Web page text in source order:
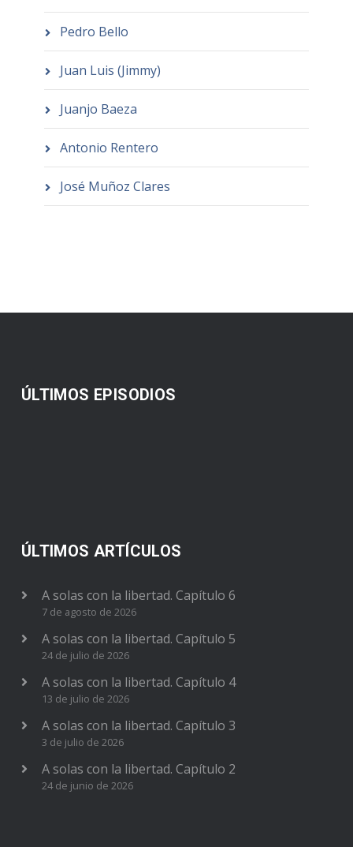
Pedro Bello
Juan Luis (Jimmy)
Juanjo Baeza
Antonio Rentero
José Muñoz Clares
ÚLTIMOS EPISODIOS
ÚLTIMOS ARTÍCULOS
A solas con la libertad. Capítulo 6
7 de agosto de 2026
A solas con la libertad. Capítulo 5
24 de julio de 2026
A solas con la libertad. Capítulo 4
13 de julio de 2026
A solas con la libertad. Capítulo 3
3 de julio de 2026
A solas con la libertad. Capítulo 2
24 de junio de 2026